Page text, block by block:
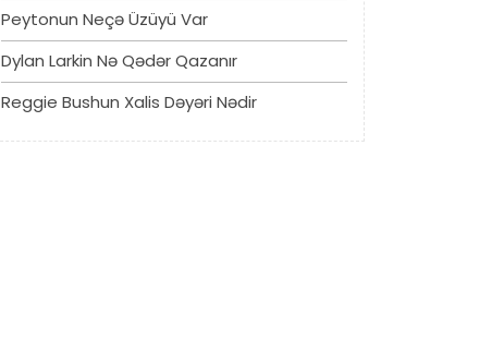
Peytonun Neçə Üzüyü Var
Dylan Larkin Nə Qədər Qazanır
Reggie Bushun Xalis Dəyəri Nədir